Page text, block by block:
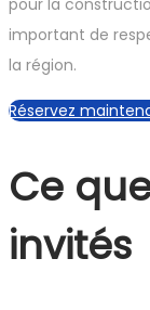
pour la
important de
la région.
Réservez
Ce
invités